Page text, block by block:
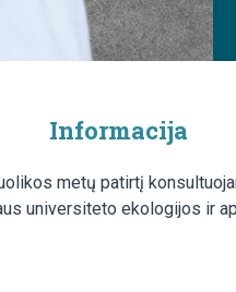
Informacija
metų patirtį
universiteto ekologijos ir